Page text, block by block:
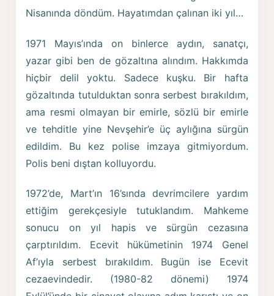
Nisanında döndüm. Hayatımdan çalınan iki yıl…
1971 Mayıs’ında on binlerce aydın, sanatçı,
yazar gibi ben de gözaltına alındım. Hakkımda
hiçbir delil yoktu. Sadece kuşku. Bir hafta
gözaltında tutulduktan sonra serbest bırakıldım,
ama resmi olmayan bir emirle, sözlü bir emirle
ve tehditle yine Nevşehir’e üç aylığına sürgün
edildim. Bu kez polise imzaya gitmiyordum.
Polis beni dıştan kolluyordu.
1972’de, Mart’ın 16’sında devrimcilere yardım
ettiğim gerekçesiyle tutuklandım. Mahkeme
sonucu on yıl hapis ve sürgün cezasına
çarptırıldım. Ecevit hükümetinin 1974 Genel
Af’ıyla serbest bırakıldım. Bugün ise Ecevit
cezaevindedir. (1980-82 dönemi) 1974